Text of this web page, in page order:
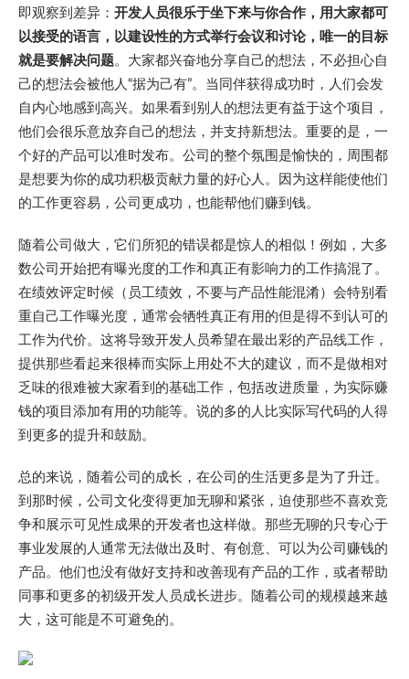
即观察到差异： 开发人员很乐于坐下来与你合作，用大家都可
以接受的语言，以建设性的方式举行会议和讨论，唯一的目标
就是要解决问题。大家都兴奋地分享自己的想法，不必担心自
己的想法会被他人“据为己有”。当同伴获得成功时，人们会发
自内心地感到高兴。如果看到别人的想法更有益于这个项目，
他们会很乐意放弃自己的想法，并支持新想法。重要的是，一
个好的产品可以准时发布。公司的整个氛围是愉快的，周围都
是想要为你的成功积极贡献力量的好心人。因为这样能使他们
的工作更容易，公司更成功，也能帮他们赚到钱。
随着公司做大，它们所犯的错误都是惊人的相似！例如，大多
数公司开始把有曝光度的工作和真正有影响力的工作搞混了。
在绩效评定时候（员工绩效，不要与产品性能混淆）会特别看
重自己工作曝光度，通常会牺牲真正有用的但是得不到认可的
工作为代价。这将导致开发人员希望在最出彩的产品线工作，
提供那些看起来很棒而实际上用处不大的建议，而不是做相对
乏味的很难被大家看到的基础工作，包括改进质量，为实际赚
钱的项目添加有用的功能等。说的多的人比实际写代码的人得
到更多的提升和鼓励。
总的来说，随着公司的成长，在公司的生活更多是为了升迁。
到那时候，公司文化变得更加无聊和紧张，迫使那些不喜欢竞
争和展示可见性成果的开发者也这样做。那些无聊的只专心于
事业发展的人通常无法做出及时、有创意、可以为公司赚钱的
产品。他们也没有做好支持和改善现有产品的工作，或者帮助
同事和更多的初级开发人员成长进步。随着公司的规模越来越
大，这可能是不可避免的。